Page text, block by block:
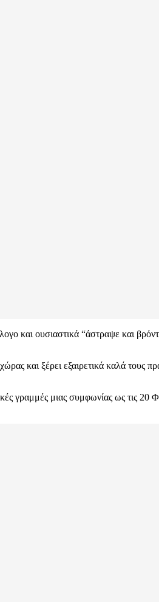
και ουσιαστικά “άστραψε και
και ξέρει εξαιρετικά καλά τους
γραμμές μιας συμφωνίας ως τις 20